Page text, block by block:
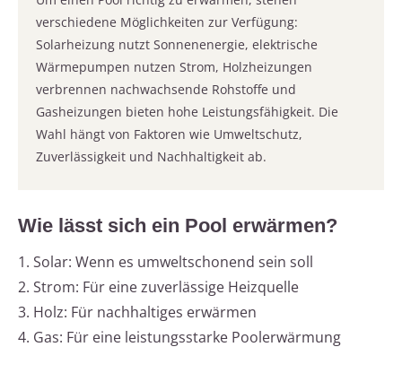
verschiedene Möglichkeiten zur Verfügung:
Solarheizung nutzt Sonnenenergie, elektrische
Wärmepumpen nutzen Strom, Holzheizungen
verbrennen nachwachsende Rohstoffe und
Gasheizungen bieten hohe Leistungsfähigkeit. Die
Wahl hängt von Faktoren wie Umweltschutz,
Zuverlässigkeit und Nachhaltigkeit ab.
Wie lässt sich ein Pool erwärmen?
1. Solar: Wenn es umweltschonend sein soll
2. Strom: Für eine zuverlässige Heizquelle
3. Holz: Für nachhaltiges erwärmen
4. Gas: Für eine leistungsstarke Poolerwärmung